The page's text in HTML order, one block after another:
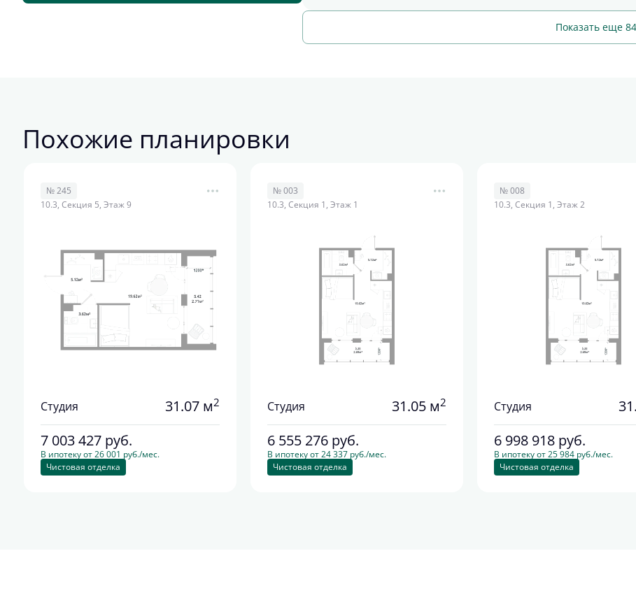
Показать еще 84
Похожие планировки
№ 245
10.3, Секция 5, Этаж 9
Студия 31.07 м2
7 003 427 руб.
В ипотеку от 26 001 руб./мес.
Чистовая отделка
№ 003
10.3, Секция 1, Этаж 1
Студия 31.05 м2
6 555 276 руб.
В ипотеку от 24 337 руб./мес.
Чистовая отделка
№ 008
10.3, Секция 1, Этаж 2
Студия
6 998 918 руб.
В ипотеку от 25 984 руб./мес.
Чистовая отделка